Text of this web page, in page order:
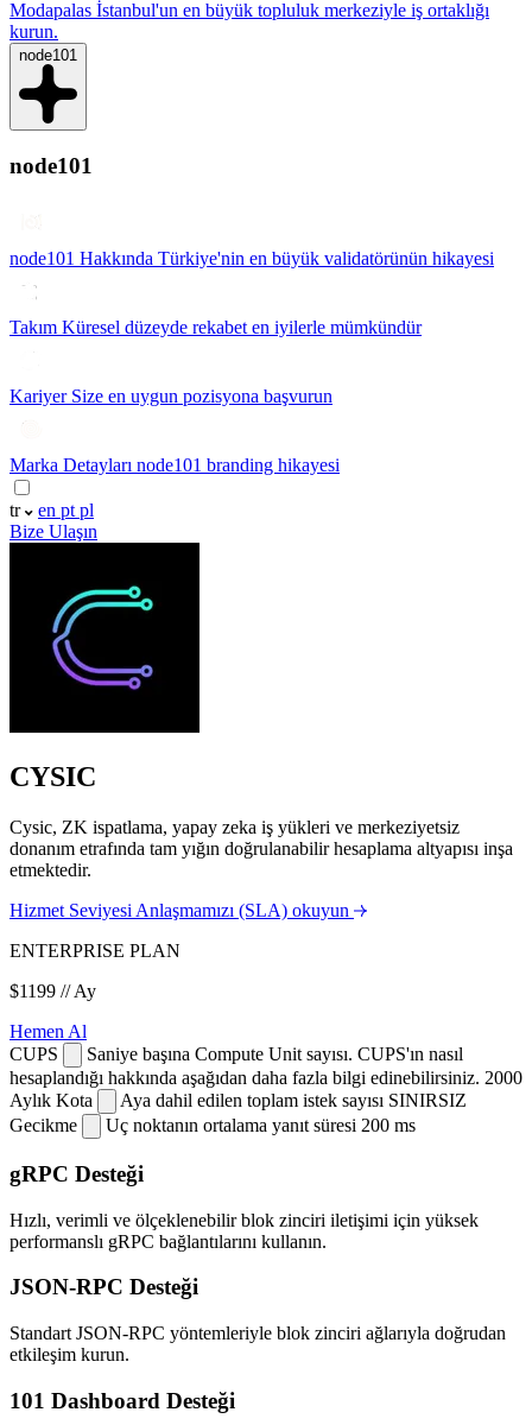
Modapalas İstanbul'un en büyük topluluk merkeziyle iş ortaklığı
kurun.
node101
node101
node101 Hakkında Türkiye'nin en büyük validatörünün hikayesi
Takım Küresel düzeyde rekabet en iyilerle mümkündür
Kariyer Size en uygun pozisyona başvurun
Marka Detayları node101 branding hikayesi
tr en pt pl
Bize Ulaşın
CYSIC
Cysic, ZK ispatlama, yapay zeka iş yükleri ve merkeziyetsiz
donanım etrafında tam yığın doğrulanabilir hesaplama altyapısı inşa
etmektedir.
Hizmet Seviyesi Anlaşmamızı (SLA) okuyun
ENTERPRISE PLAN
$1199 // Ay
Hemen Al
CUPS
Saniye başına Compute Unit sayısı. CUPS'ın nasıl
hesaplandığı hakkında aşağıdan daha fazla bilgi edinebilirsiniz. 2000
Aylık Kota
Aya dahil edilen toplam istek sayısı SINIRSIZ
Gecikme
Uç noktanın ortalama yanıt süresi 200 ms
gRPC Desteği
Hızlı, verimli ve ölçeklenebilir blok zinciri iletişimi için yüksek
performanslı gRPC bağlantılarını kullanın.
JSON-RPC Desteği
Standart JSON-RPC yöntemleriyle blok zinciri ağlarıyla doğrudan
etkileşim kurun.
101 Dashboard Desteği